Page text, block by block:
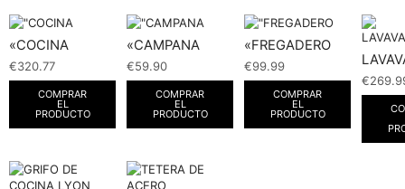
«COCINA
€320.77
COMPRAR
EL
PRODUCTO
«CAMPANA
€59.90
COMPRAR
EL
PRODUCTO
«FREGADERO
€99.99
COMPRAR
EL
PRODUCTO
€